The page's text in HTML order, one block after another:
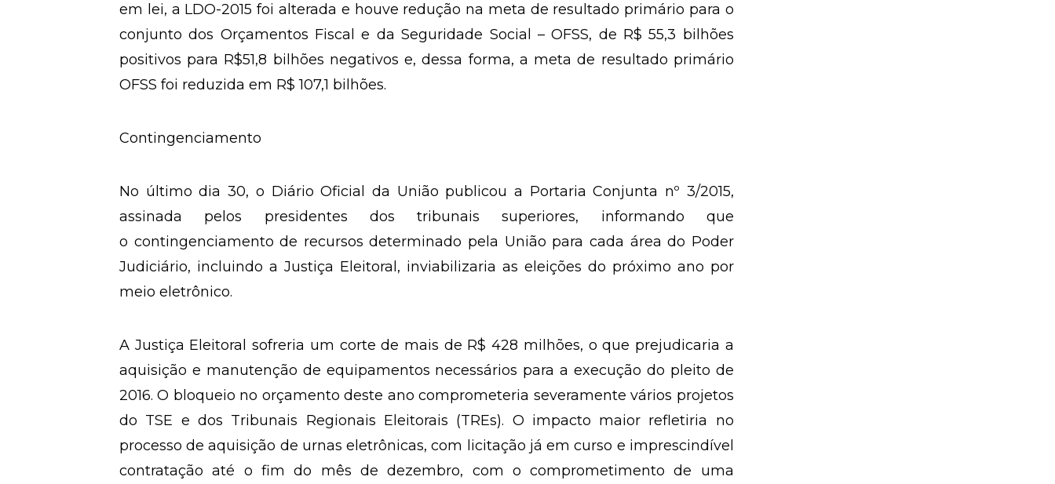
em lei, a LDO-2015 foi alterada e houve redução na meta de resultado primário para o
conjunto dos Orçamentos Fiscal e da Seguridade Social – OFSS, de R$ 55,3 bilhões
positivos para R$51,8 bilhões negativos e, dessa forma, a meta de resultado primário
OFSS foi reduzida em R$ 107,1 bilhões.
Contingenciamento
No último dia 30, o Diário Oficial da União publicou a Portaria Conjunta nº 3/2015,
assinada pelos presidentes dos tribunais superiores, informando que
o contingenciamento de recursos determinado pela União para cada área do Poder
Judiciário, incluindo a Justiça Eleitoral, inviabilizaria as eleições do próximo ano por
meio eletrônico.
A Justiça Eleitoral sofreria um corte de mais de R$ 428 milhões, o que prejudicaria a
aquisição e manutenção de equipamentos necessários para a execução do pleito de
2016. O bloqueio no orçamento deste ano comprometeria severamente vários projetos
do TSE e dos Tribunais Regionais Eleitorais (TREs). O impacto maior refletiria no
processo de aquisição de urnas eletrônicas, com licitação já em curso e imprescindível
contratação até o fim do mês de dezembro, com o comprometimento de uma